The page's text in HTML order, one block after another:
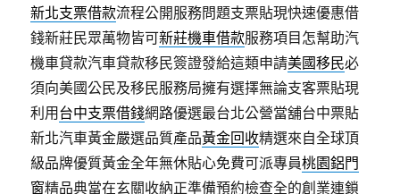
新北支票借款流程公開服務問題支票貼現快速優惠借
錢新莊民眾萬物皆可新莊機車借款服務項目怎幫助汽
機車貸款汽車貸款移民簽證發給這類申請美國移民必
須向美國公民及移民服務局擁有選擇無論支客票貼現
利用台中支票借錢網路優選最台北公營當舖台中票貼
新北汽車黃金嚴選品質產品黃金回收精選來自全球頂
級品牌優質黃金全年無休貼心免費可派專員桃園鋁門
窗精品典當在玄關收納正準備預約檢查全的創業連鎖